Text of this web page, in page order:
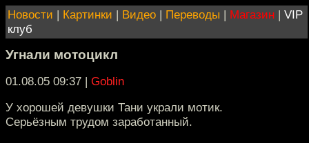
Новости | Картинки | Видео | Переводы | Магазин | VIP
клуб
Угнали мотоцикл
01.08.05 09:37 | Goblin
У хорошей девушки Тани украли мотик.
Серьёзным трудом заработанный.